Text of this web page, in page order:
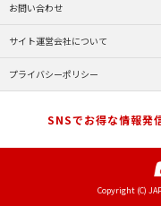
お問い合わせ
サイト運営会社について
プライバシーポリシー
SNSでお得な情報発
Copyright (C)